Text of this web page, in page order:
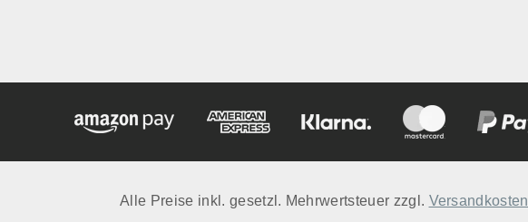
Alle Preise inkl. gesetzl. Mehrwertsteuer zzgl. Versandkosten